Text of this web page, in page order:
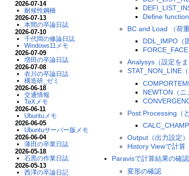
Define
BC and Load （荷
DDL_IMPO（
FORCE_FACE
Analysys（設定をま
STAT_NON_LINE（
NEWTON（ニ
Post Processing（
CALC_CHAMP
Output（出力設定）
History Viewで計算
Paravisで計算結果の確認
変形の確認
2026-07-14
耐候性鋼橋
2026-07-13
本間の卒論日誌
2026-07-10
千代岡の修論日誌
Windows11メモ
2026-07-09
増田の卒論日誌
2026-07-08
衣川の卒論日誌
構造研_ゼミ
2026-06-18
交通情報
TeXメモ
2026-06-11
Ubuntuメモ
2026-06-05
Ubuntuサーバー版メモ
2026-06-04
薄田の卒業日誌
2026-05-18
石黒の作業日誌
2026-05-13
西澤の卒論日記